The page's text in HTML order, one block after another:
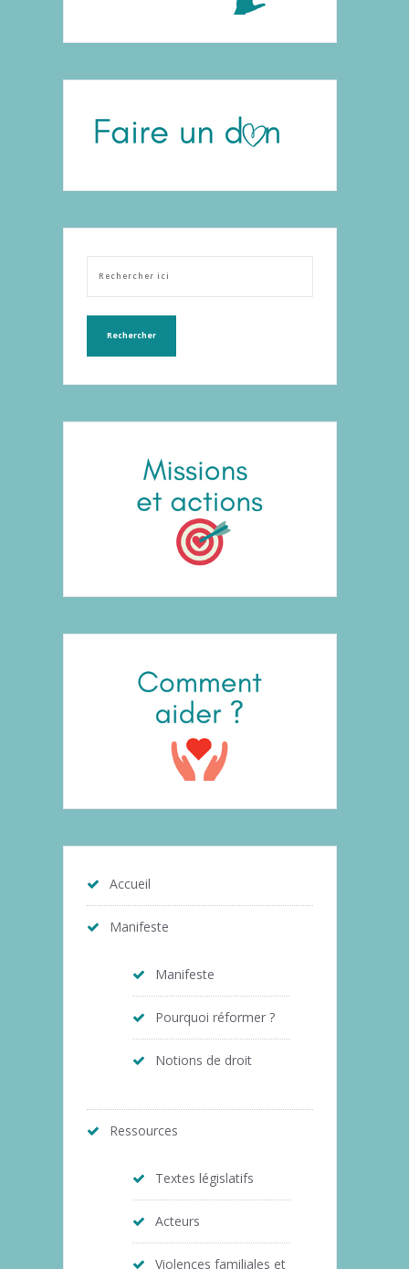
Accueil
Manifeste
Manifeste
Pourquoi réformer ?
Notions de droit
Ressources
Textes législatifs
Acteurs
Violences familiales et